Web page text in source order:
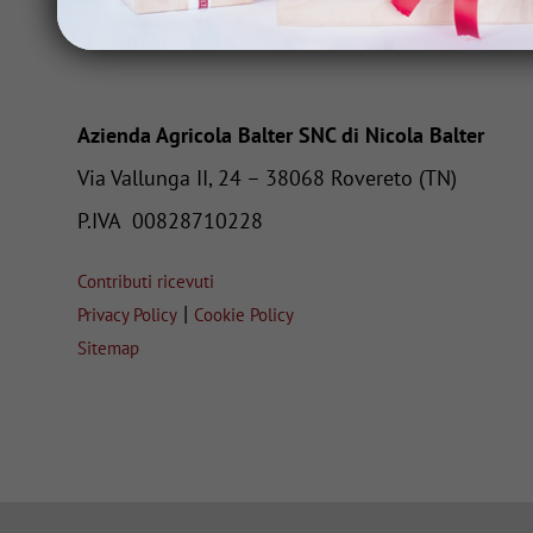
Azienda Agricola Balter SNC di Nicola Balter
Via Vallunga II, 24 – 38068 Rovereto (TN)
P.IVA 00828710228
Contributi ricevuti
Privacy Policy| Cookie Policy
Sitemap